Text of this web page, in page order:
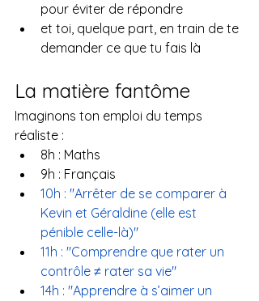
pour éviter de répondre
et toi, quelque part, en train de te
demander ce que tu fais là
La matière fantôme
Imaginons ton emploi du temps
réaliste :
8h : Maths
9h : Français
10h : "Arrêter de se comparer à
Kevin et Géraldine (elle est
pénible celle-là)"
11h : "Comprendre que rater un
contrôle ≠ rater sa vie"
14h : "Apprendre à s’aimer un